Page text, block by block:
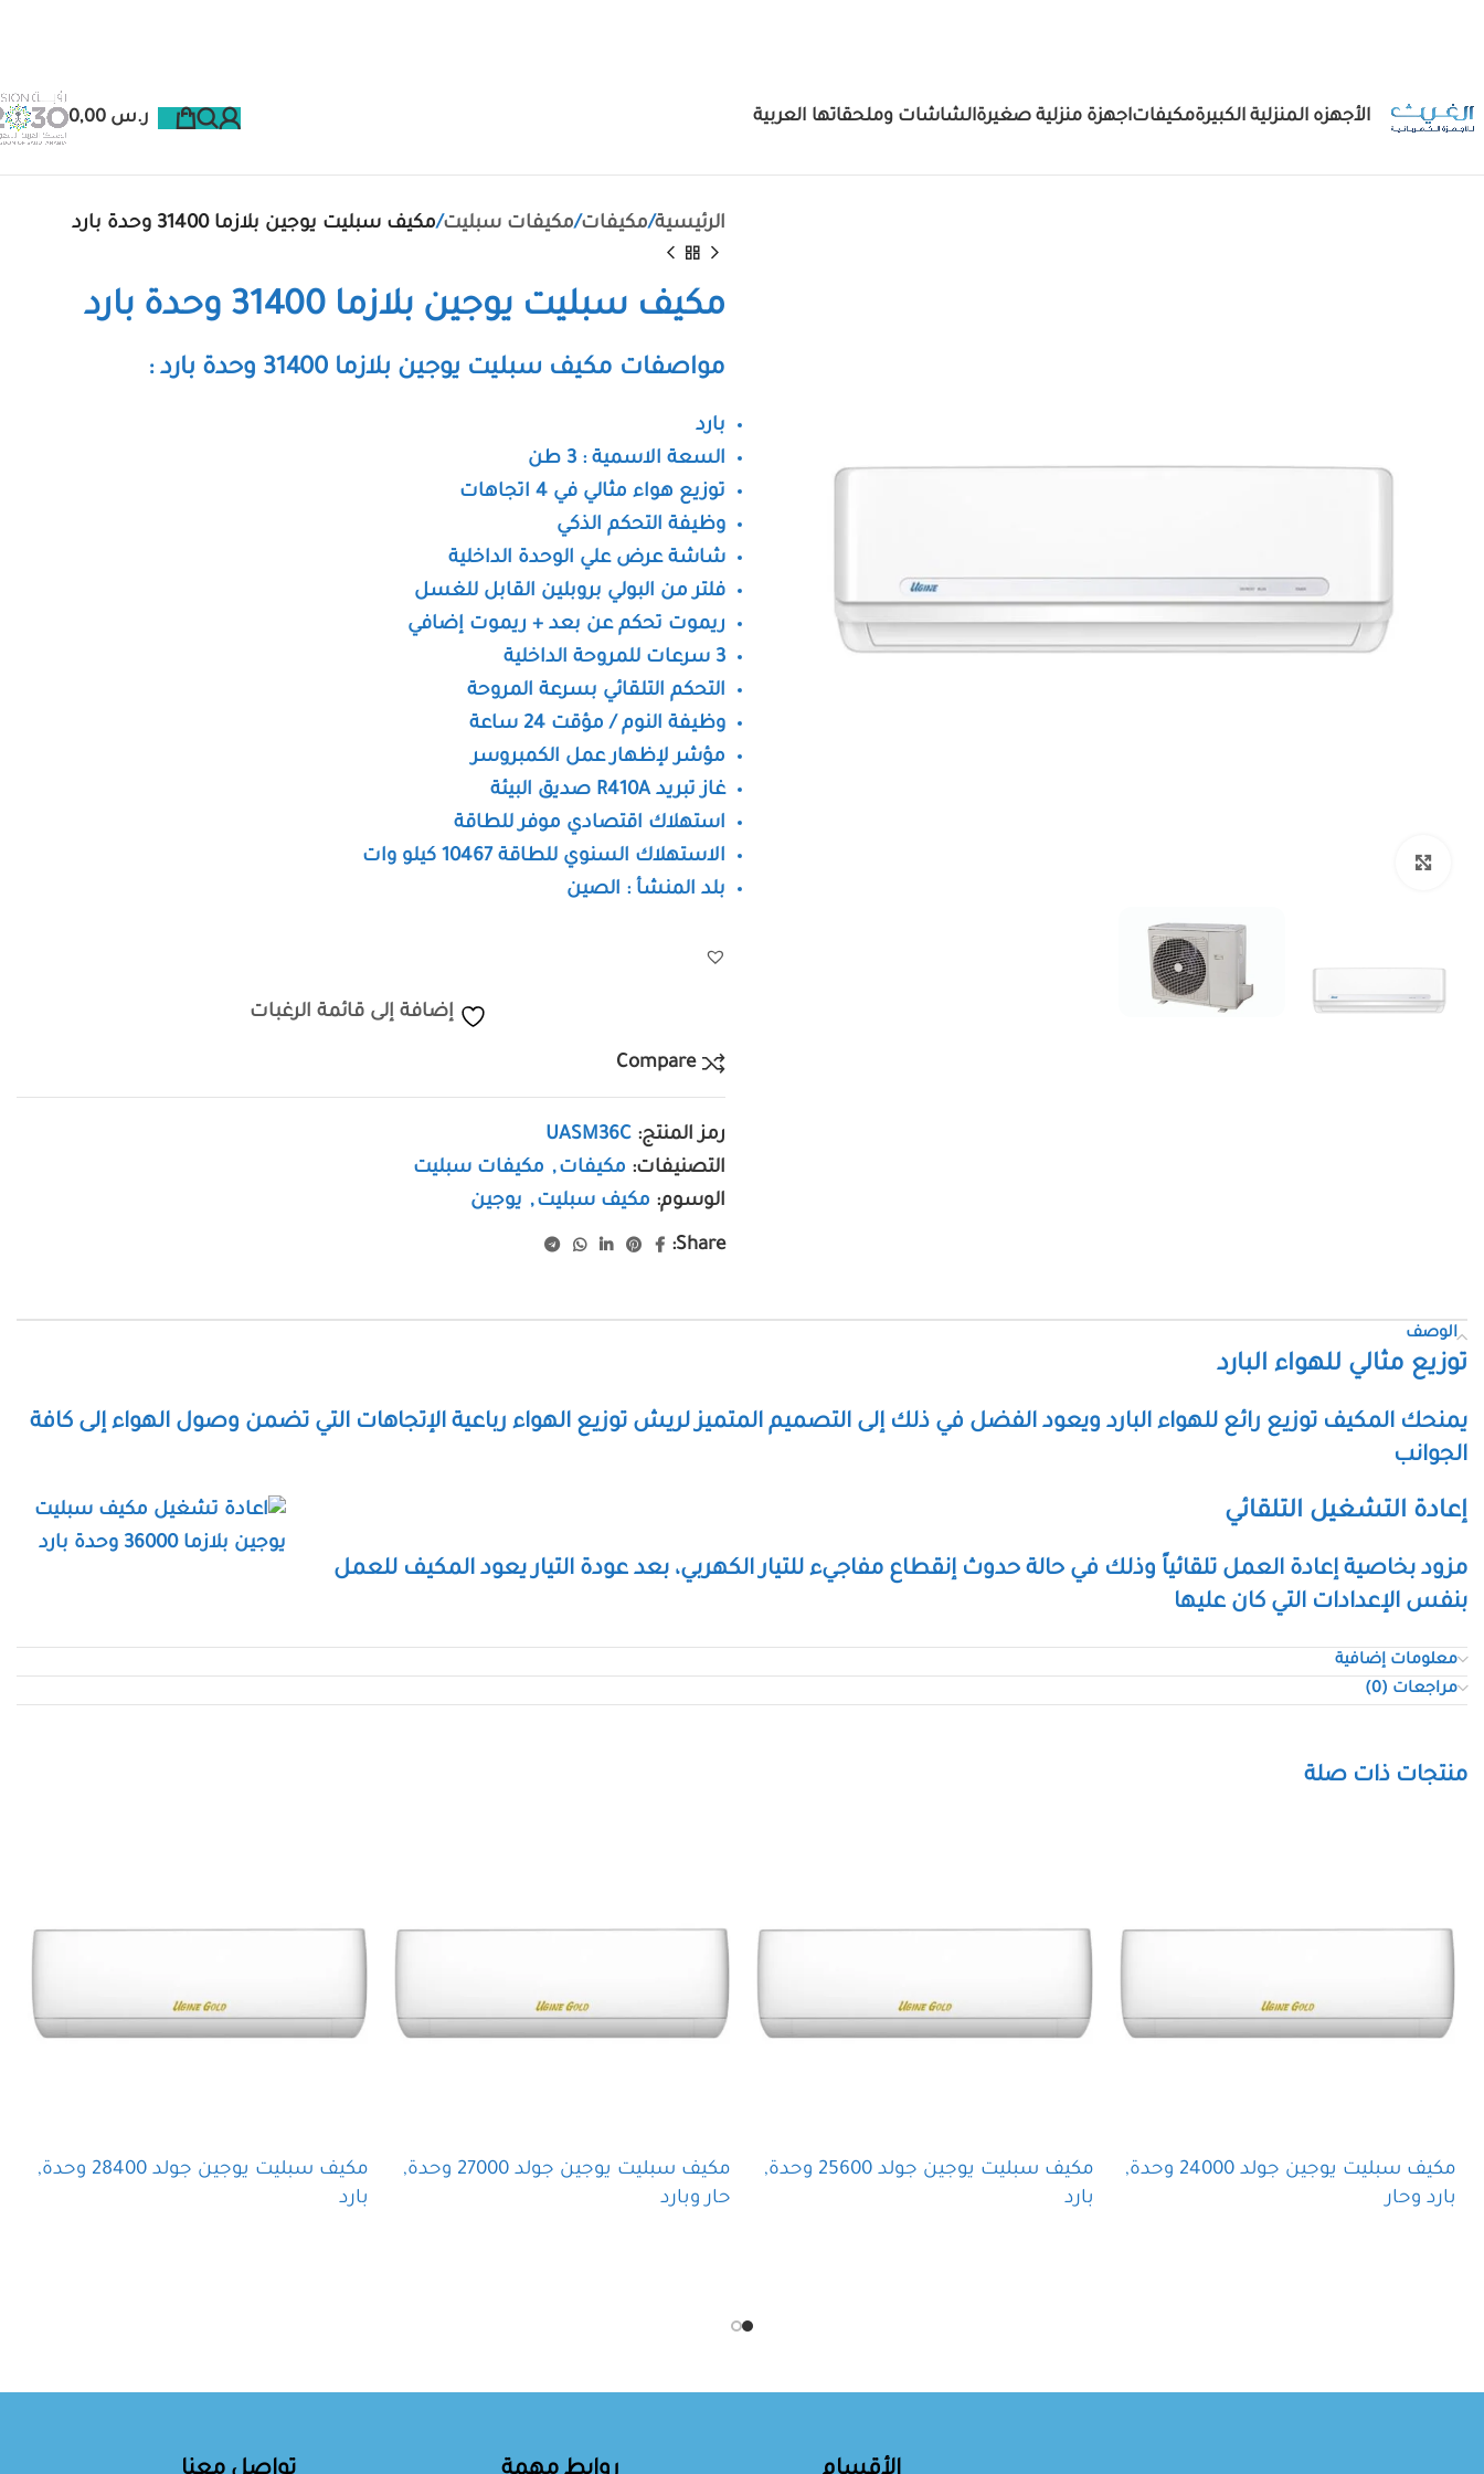
الأجهزه المنزلية الكبيرةمكيفاتاجهزة منزلية صغيرةالشاشات وملحقاتها العربية ر.س
الرئيسية مكيفات مكيفات سبليت مكيف سبليت يوجين بلازما 31400 وحدة بارد
مكيف سبليت يوجين بلازما 31400 وحدة بارد
مواصفات مكيف سبليت يوجين بلازما 31400 وحدة بارد :
بارد
السعة الاسمية : 3 طن
توزيع هواء مثالي في 4 اتجاهات
وظيفة التحكم الذكي
شاشة عرض علي الوحدة الداخلية
فلتر من البولي بروبلين القابل للغسل
ريموت تحكم عن بعد + ريموت إضافي
3 سرعات للمروحة الداخلية
التحكم التلقائي بسرعة المروحة
وظيفة النوم / مؤقت 24 ساعة
مؤشر لإظهار عمل الكمبروسر
غاز تبريد R410A صديق البيئة
استهلاك اقتصادي موفر للطاقة
الاستهلاك السنوي للطاقة 10467 كيلو وات
بلد المنشأ : الصين
إضافة إلى قائمة الرغبات
Compare
رمز المنتج: UASM36C
التصنيفات: مكيفات, مكيفات سبليت
الوسوم: مكيف سبليت, يوجين
Share:
الوصف
توزيع مثالي للهواء البارد
يمنحك المكيف توزيع رائع للهواء البارد ويعود الفضل في ذلك إلى التصميم المتميز لريش توزيع الهواء رباعية الإتجاهات التي تضمن وصول الهواء إلى كافة
الجوانب
إعادة التشغيل التلقائي
مزود بخاصية إعادة العمل تلقائياً وذلك في حالة حدوث إنقطاع مفاجيء للتيار الكهربي، بعد عودة التيار يعود المكيف للعمل
بنفس الإعدادات التي كان عليها
على تقليل الضوضاء بصورة واضحة
معلومات إضافية
مراجعات (0)
منتجات ذات صلة
مكيف سبليت يوجين جولد 24000 وحدة,
بارد وحار
مكيف سبليت يوجين جولد 25600 وحدة,
بارد
مكيف سبليت يوجين جولد 27000 وحدة,
حار وبارد
مكيف سبليت يوجين جولد 28400 وحدة,
بارد